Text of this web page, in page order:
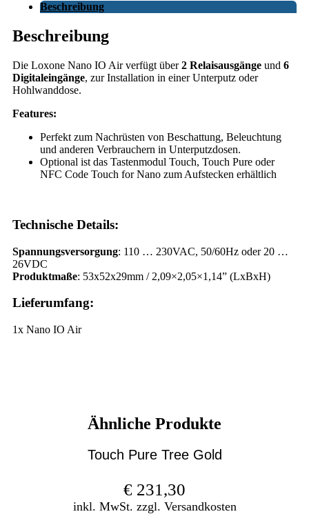
Beschreibung
Beschreibung
Die Loxone Nano IO Air verfügt über2 Relaisausgänge und 6
Digitaleingänge, zur Installation in einer Unterputz oder
Hohlwanddose.
Features:
Perfekt zum Nachrüsten von Beschattung, Beleuchtung
und anderen Verbrauchern in Unterputzdosen.
Optional ist das Tastenmodul Touch, Touch Pure oder
NFC Code Touch for Nano zum Aufstecken erhältlich
Technische Details:
Spannungsversorgung: 110 … 230VAC, 50/60Hz oder 20 …
26VDC
Produktmaße: 53x52x29mm / 2,09×2,05×1,14” (LxBxH)
Lieferumfang:
1x Nano IO Air
Ähnliche Produkte
Touch Pure Tree Gold
€ 231,30
inkl. MwSt. zzgl. Versandkosten